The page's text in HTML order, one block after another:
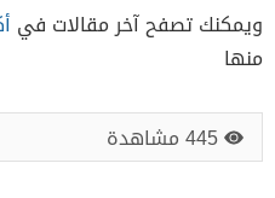
ويمكنك تصفح آخر مقالات في
منها
445 مشاهدة